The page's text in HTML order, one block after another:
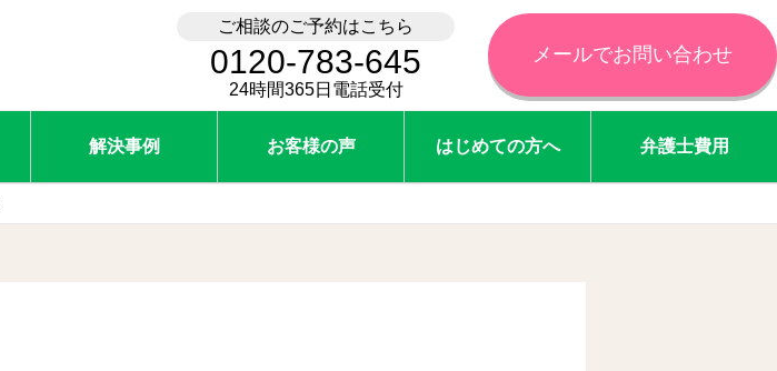
ご相談のご予約はこちら
0120-783-645
24時間365日電話受付
メールでお問い合わせ
解決事例 お客様の声 はじめての方へ 弁護士費用